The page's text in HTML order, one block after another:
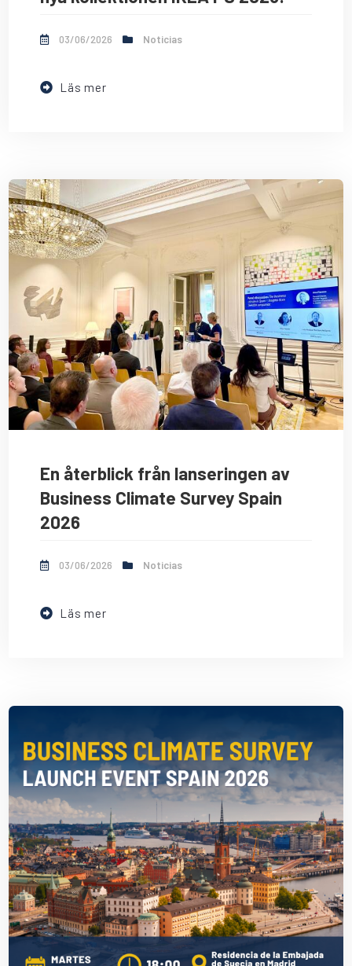
03/06/2026 Noticias
Läs mer
En återblick från lanseringen av
Business Climate Survey Spain
2026
03/06/2026 Noticias
Läs mer